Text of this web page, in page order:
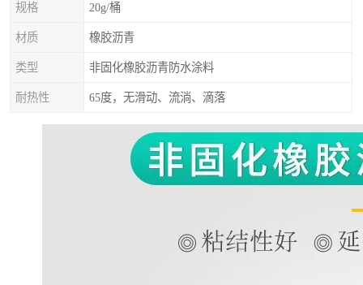
规格 20g/桶
材质 橡胶沥青
类型 非固化橡胶沥青防水涂料
耐热性 65度，无滑动、流淌、滴落